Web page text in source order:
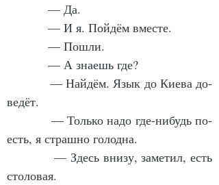
            — Да.
            — И я. Пой­дём вмес­те.
            — По­шли.
            — А зна­ешь где?
ве­дёт.
есть, я страш­но го­лод­на.
сто­ло­вая.